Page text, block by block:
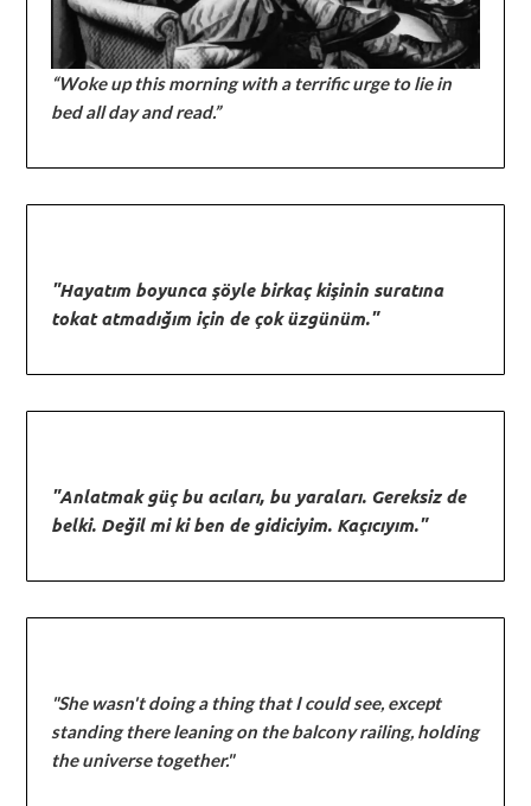
“Woke up this morning with a terrific urge to lie in
bed all day and read.”
"Hayatım boyunca şöyle birkaç kişinin suratına
tokat atmadığım için de çok üzgünüm."
"Anlatmak güç bu acıları, bu yaraları. Gereksiz de
belki. Değil mi ki ben de gidiciyim. Kaçıcıyım."
"She wasn't doing a thing that I could see, except
standing there leaning on the balcony railing, holding
the universe together."